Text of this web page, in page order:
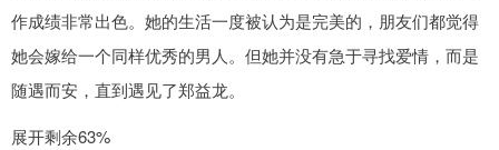
作成绩非常出色。她的生活一度被认为是完美的，朋友们都觉得
她会嫁给一个同样优秀的男人。但她并没有急于寻找爱情，而是
随遇而安，直到遇见了郑益龙。
展开剩余63%